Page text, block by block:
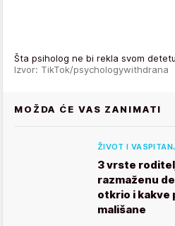
Šta psiholog ne bi rekla svom detetu
Izvor: TikTok/psychologywithdrana
MOŽDA ĆE VAS ZANIMATI
ŽIVOT I
3 vrste
razmaženu
otkrio i kakve
mališane